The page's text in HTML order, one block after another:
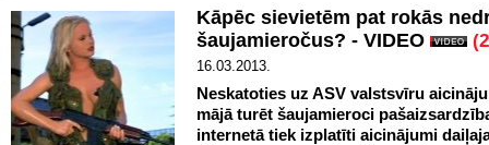
Kāpēc sievietēm pat rokās
šaujamieročus? - VIDEO
16.03.2013.
Neskatoties uz ASV valstsvīru
mājā turēt šaujamieroci
internetā tiek izplatīti aicinājumi